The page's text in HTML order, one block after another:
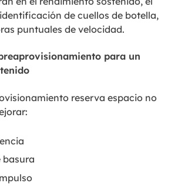
de cuellos de botella,
puntuales de velocidad.
para un
reserva espacio no
basura